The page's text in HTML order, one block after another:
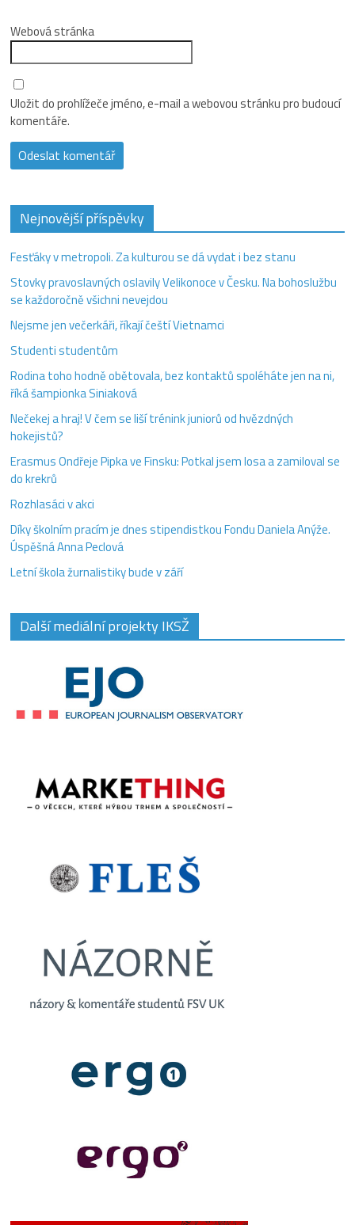
Webová stránka
Uložit do prohlížeče jméno, e-mail a webovou stránku pro budoucí
komentáře.
Nejnovější příspěvky
Fesťáky v metropoli. Za kulturou se dá vydat i bez stanu
Stovky pravoslavných oslavily Velikonoce v Česku. Na bohoslužbu
se každoročně všichni nevejdou
Nejsme jen večerkáři, říkají čeští Vietnamci
Studenti studentům
Rodina toho hodně obětovala, bez kontaktů spoléháte jen na ni,
říká šampionka Siniaková
Nečekej a hraj! V čem se liší trénink juniorů od hvězdných
hokejistů?
Erasmus Ondřeje Pipka ve Finsku: Potkal jsem losa a zamiloval se
do krekrů
Rozhlasáci v akci
Díky školním pracím je dnes stipendistkou Fondu Daniela Anýže.
Úspěšná Anna Peclová
Letní škola žurnalistiky bude v září
Další mediální projekty IKSŽ